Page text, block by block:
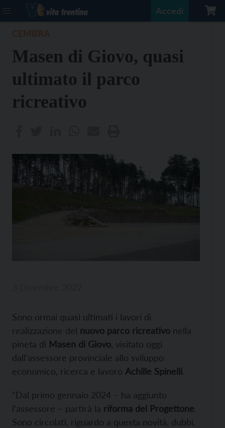
Accedi
Masen di Giovo, quasi
ultimato il parco
ricreativo
Sono ormai quasi ultimati i lavori di
realizzazione del nuovo parco ricreativo nella
pineta di Masen di Giovo , visitato oggi
dall’assessore provinciale allo sviluppo
economico, ricerca e lavoro Achille Spinelli.
“Dal primo gennaio 2024 – ha aggiunto
l’assessore – partirà la riforma del Progettone.
Sono circolati, riguardo a questa novità, dubbi,